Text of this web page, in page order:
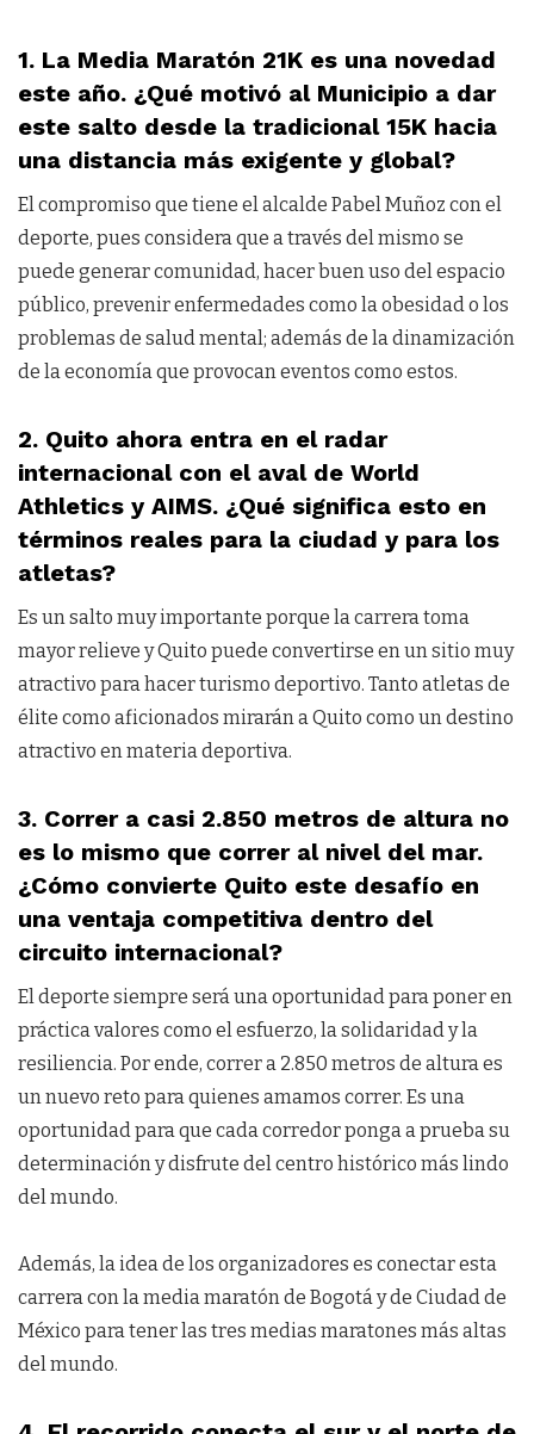
1. La Media Maratón 21K es una novedad
este año. ¿Qué motivó al Municipio a dar
este salto desde la tradicional 15K hacia
una distancia más exigente y global?
El compromiso que tiene el alcalde Pabel Muñoz con el
deporte, pues considera que a través del mismo se
puede generar comunidad, hacer buen uso del espacio
público, prevenir enfermedades como la obesidad o los
problemas de salud mental; además de la dinamización
de la economía que provocan eventos como estos.
2. Quito ahora entra en el radar
internacional con el aval de World
Athletics y AIMS. ¿Qué significa esto en
términos reales para la ciudad y para los
atletas?
Es un salto muy importante porque la carrera toma
mayor relieve y Quito puede convertirse en un sitio muy
atractivo para hacer turismo deportivo. Tanto atletas de
élite como aficionados mirarán a Quito como un destino
atractivo en materia deportiva.
3. Correr a casi 2.850 metros de altura no
es lo mismo que correr al nivel del mar.
¿Cómo convierte Quito este desafío en
una ventaja competitiva dentro del
circuito internacional?
El deporte siempre será una oportunidad para poner en
práctica valores como el esfuerzo, la solidaridad y la
resiliencia. Por ende, correr a 2.850 metros de altura es
un nuevo reto para quienes amamos correr. Es una
oportunidad para que cada corredor ponga a prueba su
determinación y disfrute del centro histórico más lindo
del mundo.
Además, la idea de los organizadores es conectar esta
carrera con la media maratón de Bogotá y de Ciudad de
México para tener las tres medias maratones más altas
del mundo.